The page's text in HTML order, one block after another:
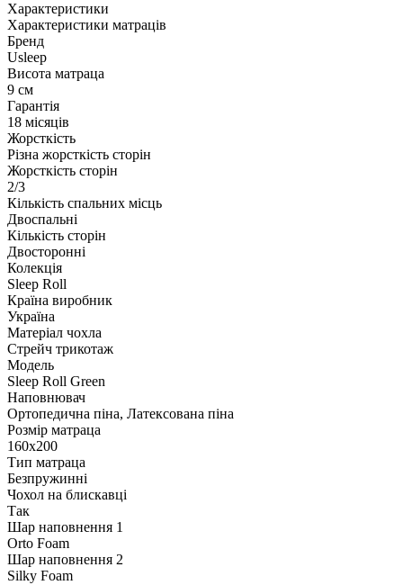
Характеристики
Характеристики матраців
Бренд
Usleep
Висота матраца
9 см
Гарантія
18 місяців
Жорсткість
Різна жорсткість сторін
Жорсткість сторін
2/3
Кількість спальних місць
Двоспальні
Кількість сторін
Двосторонні
Колекція
Sleep Roll
Країна виробник
Україна
Матеріал чохла
Стрейч трикотаж
Модель
Sleep Roll Green
Наповнювач
Ортопедична піна, Латексована піна
Розмір матраца
160х200
Тип матраца
Безпружинні
Чохол на блискавці
Так
Шар наповнення 1
Orto Foam
Шар наповнення 2
Silky Foam